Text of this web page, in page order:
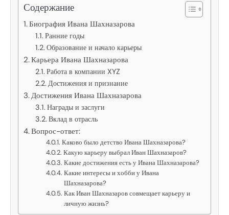
Содержание
Биография Ивана Шахназарова
Ранние годы
Образование и начало карьеры
Карьера Ивана Шахназарова
Работа в компании XYZ
Достижения и признание
Достижения Ивана Шахназарова
Награды и заслуги
Вклад в отрасль
Вопрос-ответ:
Каково было детство Ивана Шахназарова?
Какую карьеру выбрал Иван Шахназаров?
Какие достижения есть у Ивана Шахназарова?
Какие интересы и хобби у Ивана
Шахназарова?
Как Иван Шахназаров совмещает карьеру и
личную жизнь?